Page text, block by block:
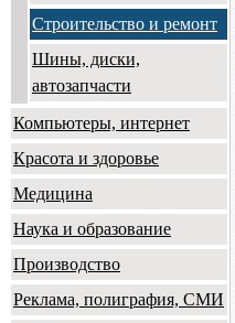
Строительство и ремонт
Шины, диски,
автозапчасти
Компьютеры, интернет
Красота и здоровье
Медицина
Наука и образование
Производство
Реклама, полиграфия, СМИ